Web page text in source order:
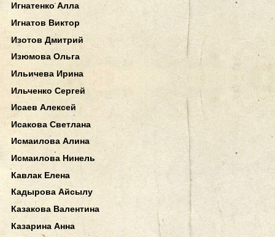
Игнатенко Алла
Игнатов Виктор
Изотов Дмитрий
Изюмова Ольга
Ильичева Ирина
Ильченко Сергей
Исаев Алексей
Исакова Светлана
Исмаилова Алина
Исмаилова Нинель
Кавлак Елена
Кадырова Айсылу
Казакова Валентина
Казарина Анна